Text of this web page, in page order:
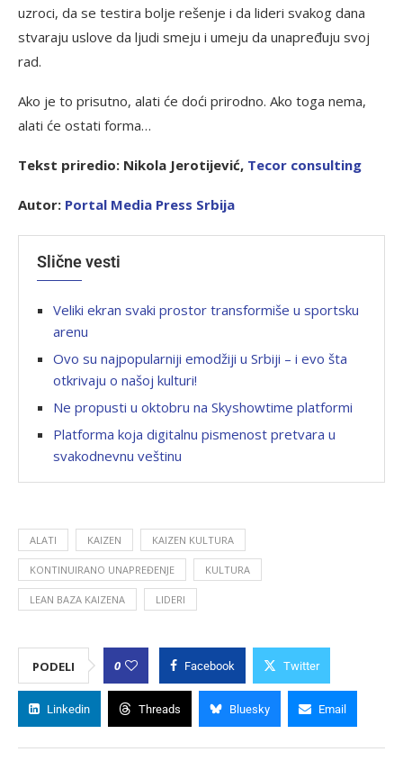
uzroci, da se testira bolje rešenje i da lideri svakog dana
stvaraju uslove da ljudi smeju i umeju da unapređuju svoj
rad.
Ako je to prisutno, alati će doći prirodno. Ako toga nema,
alati će ostati forma…
Tekst priredio: Nikola Jerotijević, Tecor consulting
Autor: Portal Media Press Srbija
Slične vesti
Veliki ekran svaki prostor transformiše u sportsku
arenu
Ovo su najpopularniji emodžiji u Srbiji – i evo šta
otkrivaju o našoj kulturi!
Ne propusti u oktobru na Skyshowtime platformi
Platforma koja digitalnu pismenost pretvara u
svakodnevnu veštinu
ALATI KAIZEN KAIZEN KULTURA
KONTINUIRANO UNAPREĐENJE KULTURA
LEAN BAZA KAIZENA LIDERI
PODELI 0 Facebook Twitter
Linkedin Threads Bluesky Email